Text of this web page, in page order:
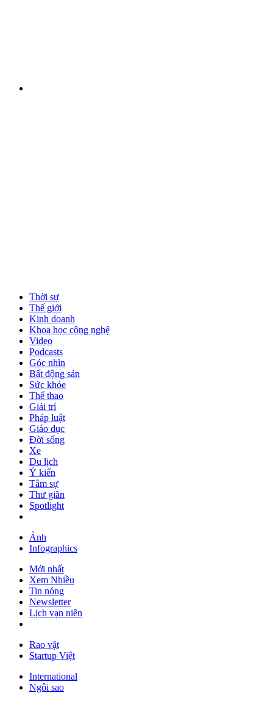
Thời sự
Thế giới
Kinh doanh
Khoa học công nghệ
Video
Podcasts
Góc nhìn
Bất động sản
Sức khỏe
Thể thao
Giải trí
Pháp luật
Giáo dục
Đời sống
Xe
Du lịch
Ý kiến
Tâm sự
Thư giãn
Spotlight
Ảnh
Infographics
Mới nhất
Xem Nhiều
Tin nóng
Newsletter
Lịch vạn niên
Rao vặt
Startup Việt
International
Ngôi sao